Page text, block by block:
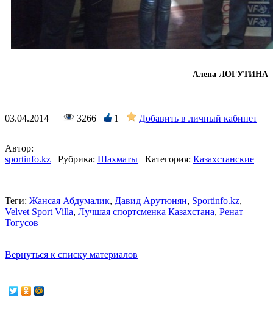
Алена ЛОГУТИНА
03.04.2014 3266 1 Добавить в личный кабинет
Автор:
sportinfo.kz
Рубрика: Шахматы Категория: Казахстанские
Теги: Жансая Абдумалик, Давид Арутюнян, Sportinfo.kz,
Velvet Sport Villa, Лучшая спортсменка Казахстана, Ренат
Тогусов
Вернуться к списку материалов